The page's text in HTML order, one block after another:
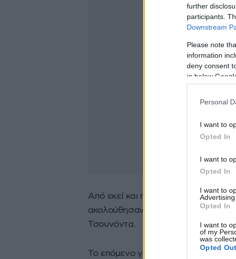
further
participants.
Downstream
Please note
information
deny consent
in below
Personal
I want to
Opted In
I want to
Opted In
I want to
Advertising.
Opted In
I want to
of my
was
Opted Out
Από εκεί και πέρα, την 3η θέση
ακολούθησαν κατά σειρά οι
Τσουνόντα.
Το επόμενο γκραν πρι, αυτό της